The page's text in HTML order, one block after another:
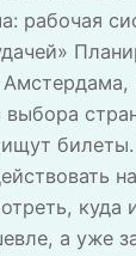
рабочая
Амстердама,
выбора
билеты.
куда
а уже